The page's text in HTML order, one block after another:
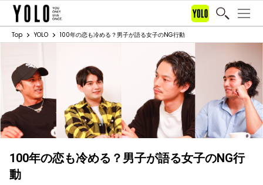
Top YOLO 100年の恋も冷める？男子が語る女子のNG行動
100年の恋も冷める？男子が語る女子のNG行
動